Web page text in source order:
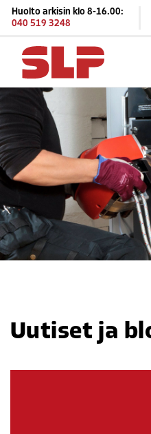
Huolto arkisin klo 8-16.00:
040 519 3248
Uutiset ja